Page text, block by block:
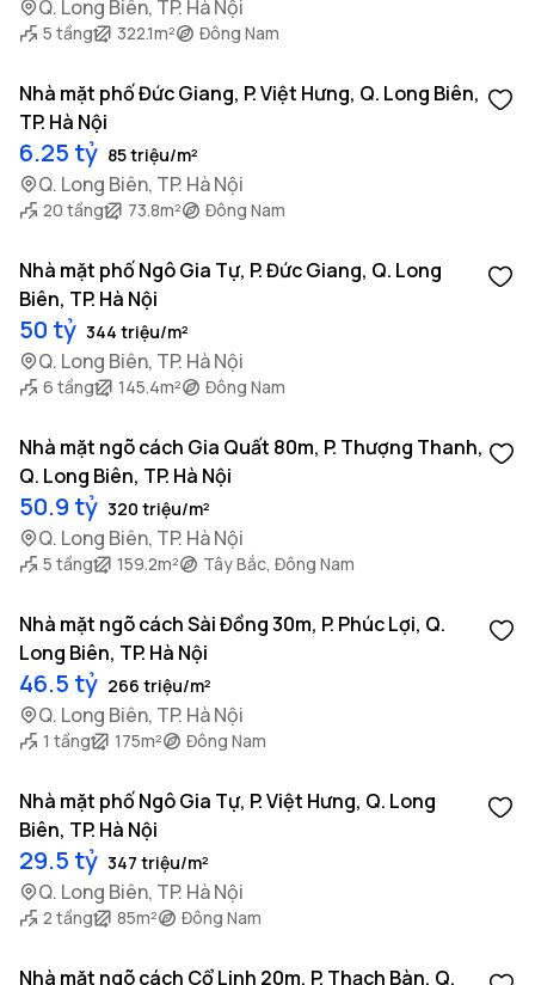
Q. Long Biên, TP. Hà Nội
5 tầng 322.1m² Đông Nam
Nhà mặt phố Đức Giang, P. Việt Hưng, Q. Long Biên,
TP. Hà Nội
6.25 tỷ 85 triệu/m²
Q. Long Biên, TP. Hà Nội
20 tầng 73.8m² Đông Nam
Nhà mặt phố Ngô Gia Tự, P. Đức Giang, Q. Long
Biên, TP. Hà Nội
50 tỷ 344 triệu/m²
Q. Long Biên, TP. Hà Nội
6 tầng 145.4m² Đông Nam
Nhà mặt ngõ cách Gia Quất 80m, P. Thượng Thanh,
Q. Long Biên, TP. Hà Nội
50.9 tỷ 320 triệu/m²
Q. Long Biên, TP. Hà Nội
5 tầng 159.2m² Tây Bắc, Đông Nam
Nhà mặt ngõ cách Sài Đồng 30m, P. Phúc Lợi, Q.
Long Biên, TP. Hà Nội
46.5 tỷ 266 triệu/m²
Q. Long Biên, TP. Hà Nội
1 tầng 175m² Đông Nam
Nhà mặt phố Ngô Gia Tự, P. Việt Hưng, Q. Long
Biên, TP. Hà Nội
29.5 tỷ 347 triệu/m²
Q. Long Biên, TP. Hà Nội
2 tầng 85m² Đông Nam
Nhà mặt ngõ cách Cổ Linh 20m, P. Thạch Bàn, Q.